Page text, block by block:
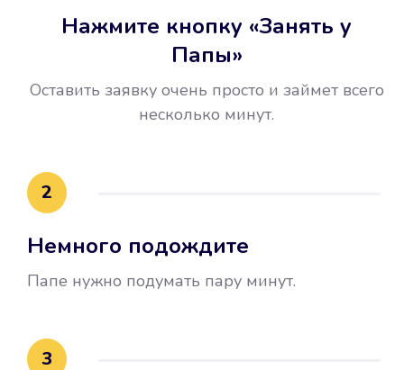
воспользовались бесплатной
это открыло новые возможности в
Нажмите кнопку «Занять у
Папы»
Оставить заявку очень просто и займет всего
несколько минут.
2
Немного подождите
Папе нужно подумать пару минут.
3